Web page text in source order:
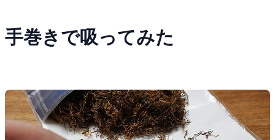
手巻きで吸ってみた